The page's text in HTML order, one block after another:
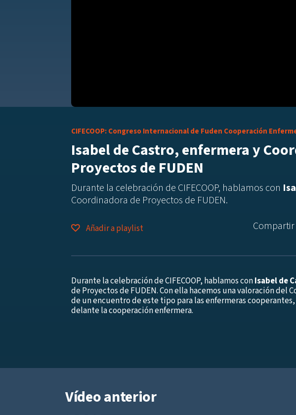
CIFECOOP: Congreso Internacional de Fuden Cooperación
Isabel de Castro, enfermera y
Proyectos de FUDEN
Durante la celebración de CIFECOOP, hablamos con
Coordinadora de Proyectos de FUDEN.
Añadir a playlist Compartir
Durante la celebración de CIFECOOP, hablamos conIsabel de
de Proyectos de FUDEN. Con ella hacemos una valoración del
de un encuentro de este tipo para las enfermeras
delante la cooperación enfermera.
Vídeo anterior